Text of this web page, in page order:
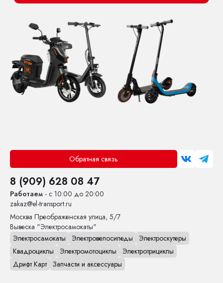
Обратная связь
8 (909) 628 08 47
Работаем - с 10:00 до 20:00
zakaz@el-transport.ru
Москва Преображенская улица, 5/7
Вывеска "Электросамокаты"
Электросамокаты
Электровелосипеды
Электроскутеры
Квадроциклы
Электромотоциклы
Электротрициклы
Дрифт Карт Запчасти и аксессуары